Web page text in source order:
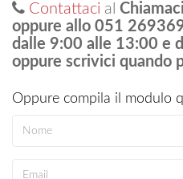
Contattaci al
oppure allo 051
dalle 9:00 alle 13:00 e
oppure scrivici quando
Oppure compila il modulo